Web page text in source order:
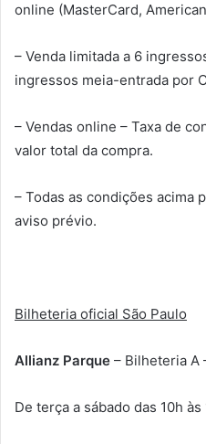
online (MasterCard,
– Venda limitada a 6
ingressos meia-entrada por
– Vendas online – Taxa de
valor total da compra.
– Todas as condições acima
aviso prévio.
Bilheteria oficial São Paulo
Allianz Parque – Bilheteria A
De terça a sábado das 10h às